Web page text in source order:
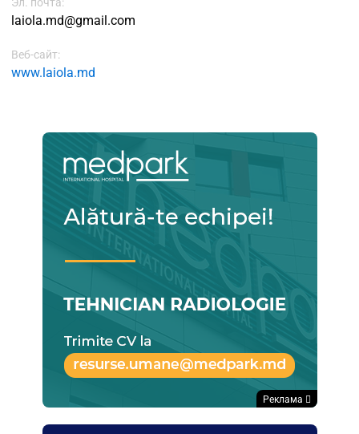
laiola.md@gmail.com
Веб-сайт:
www.laiola.md
Реклама